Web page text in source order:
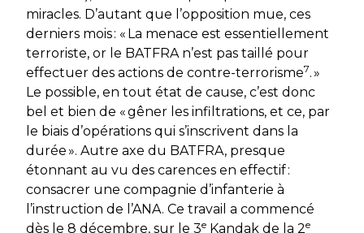
miracles. D’autant que l’opposition mue, ces
derniers mois : « La menace est essentiellement
terroriste, or le BATFRA n’est pas taillé pour
effectuer des actions de contre-terrorisme7.»
Le possible, en tout état de cause, c’est donc
bel et bien de «gêner les infiltrations, et ce, par
le biais d’opérations qui s’inscrivent dans la
durée». Autre axe du BATFRA, presque
étonnant au vu des carences en effectif :
consacrer une compagnie d’infanterie à
l’instruction de l’ANA. Ce travail a commencé
dès le 8 décembre, sur le 3e Kandak de la 2e